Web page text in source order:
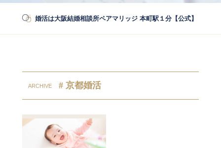
婚活は大阪結婚相談所ペアマリッジ 本町駅１分【公式】
# 京都婚活